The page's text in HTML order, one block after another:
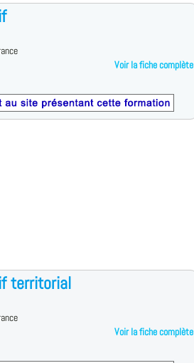
Voir la fiche complète
territorial
Voir la fiche complète